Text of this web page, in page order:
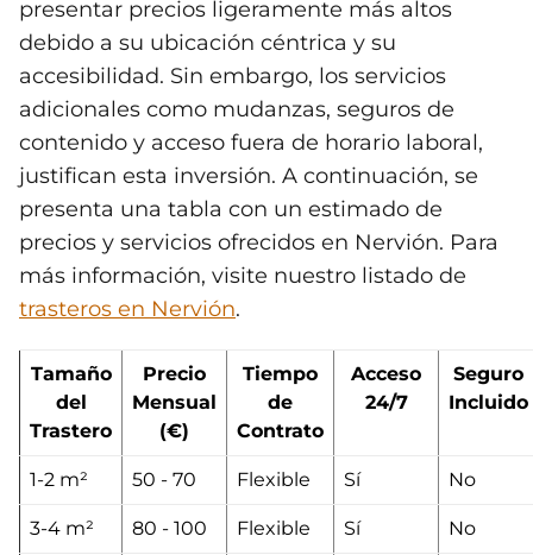
presentar precios ligeramente más altos
debido a su ubicación céntrica y su
accesibilidad. Sin embargo, los servicios
adicionales como mudanzas, seguros de
contenido y acceso fuera de horario laboral,
justifican esta inversión. A continuación, se
presenta una tabla con un estimado de
precios y servicios ofrecidos en Nervión. Para
más información, visite nuestro listado de
trasteros en Nervión.
Tamaño
del
Trastero
Precio
Mensual
(€)
Tiempo
de
Contrato
Acceso
24/7
Seguro
Incluido
1-2 m² 50 - 70 Flexible Sí No
3-4 m² 80 - 100 Flexible Sí No